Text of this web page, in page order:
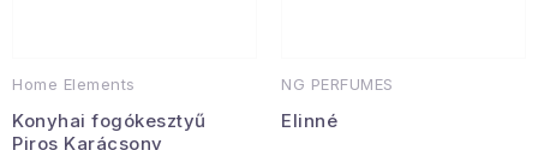
Home Elements
Konyhai fogókesztyű
Piros Karácsony
NG PERFUMES
Elinné